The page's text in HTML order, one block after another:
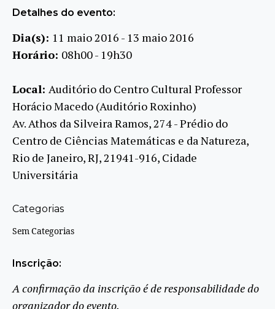
Detalhes do evento:
Dia(s): 11 maio 2016 - 13 maio 2016
Horário: 08h00 - 19h30
Local: Auditório do Centro Cultural Professor
Horácio Macedo (Auditório Roxinho)
Av. Athos da Silveira Ramos, 274 - Prédio do
Centro de Ciências Matemáticas e da Natureza,
Rio de Janeiro, RJ, 21941-916, Cidade
Universitária
Categorias
Sem Categorias
Inscrição:
A confirmação da inscrição é de responsabilidade do
organizador do evento.